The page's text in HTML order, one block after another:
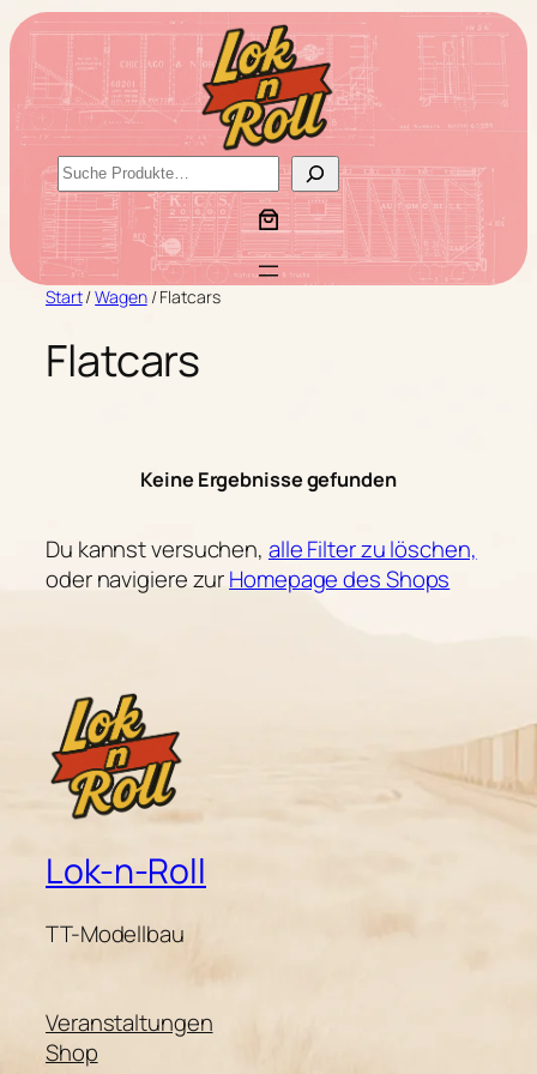
Zum
Inhalt
springen
S
u
c
h
e
Start/Wagen/ Flatcars
Flatcars
Keine Ergebnisse gefunden
Du kannst versuchen, alle Filter zu löschen,
oder navigiere zurHomepage des Shops
Lok-n-Roll
TT-Modellbau
Veranstaltungen
Shop